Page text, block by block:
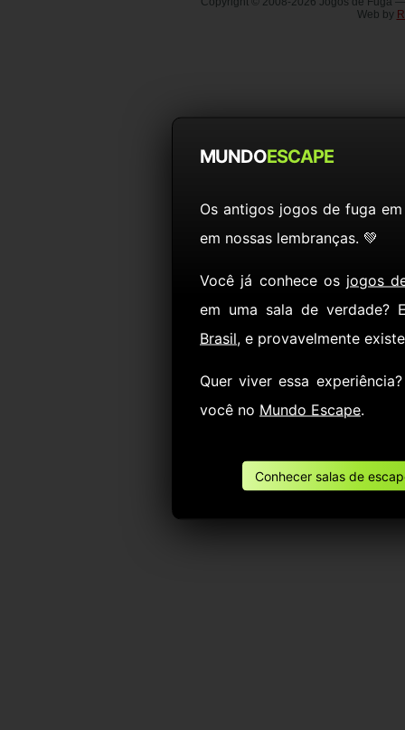
MUNDOESCAPE
Os antigos jogos de fuga
em nossas lembranças. 💚
Você já conhece os jogos
em uma sala de verdade?
Brasil, e provavelmente
Quer viver essa
você no Mundo Escape.
Conhecer salas de
Web by